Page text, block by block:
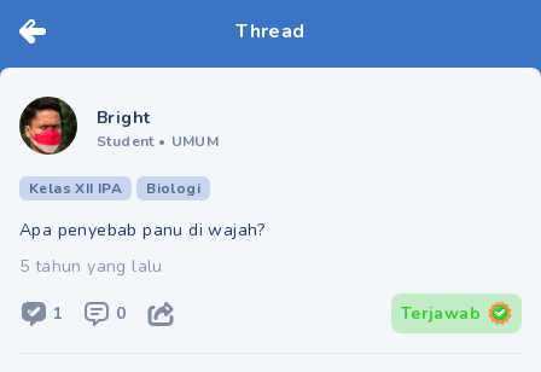
Thread
Bright
Student • UMUM
Kelas XII IPA Biologi
Apa penyebab panu di wajah?
5 tahun yang lalu
1 0 Terjawab